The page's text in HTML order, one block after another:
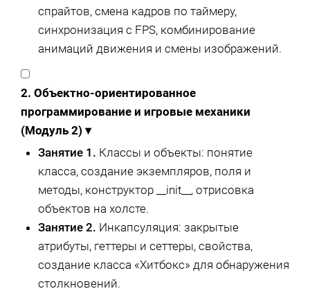
спрайтов, смена кадров по таймеру,
синхронизация с FPS, комбинирование
анимаций движения и смены изображений.
2. Объектно-ориентированное
программирование и игровые механики
(Модуль 2) ▾
Занятие 1. Классы и объекты: понятие
класса, создание экземпляров, поля и
методы, конструктор __init__, отрисовка
объектов на холсте.
Занятие 2. Инкапсуляция: закрытые
атрибуты, геттеры и сеттеры, свойства,
создание класса «Хитбокс» для обнаружения
столкновений.